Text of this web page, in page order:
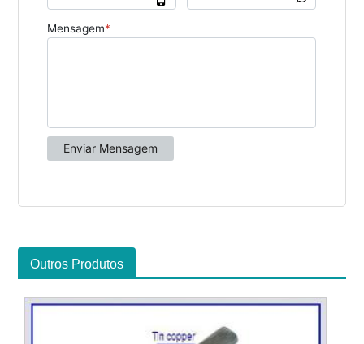
Outros Produtos